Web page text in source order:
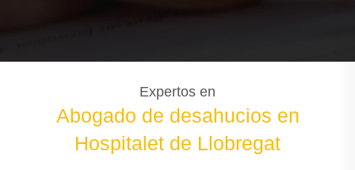
Expertos en
Abogado de desahucios en
Hospitalet de Llobregat